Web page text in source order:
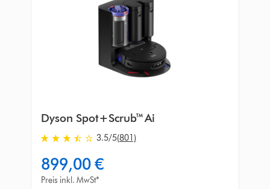
Dyson Spot+Scrub™ Ai
3.5
5
Sternen
3.5/5(801)
899,00 €
Preis inkl. MwSt*